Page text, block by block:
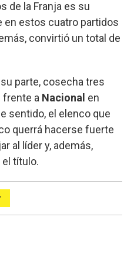
de la Franja es su
en estos cuatro partidos
convirtió un total de
parte, cosecha tres
frente a Nacional en
sentido, el elenco que
querrá hacerse fuerte
al líder y, además,
título.